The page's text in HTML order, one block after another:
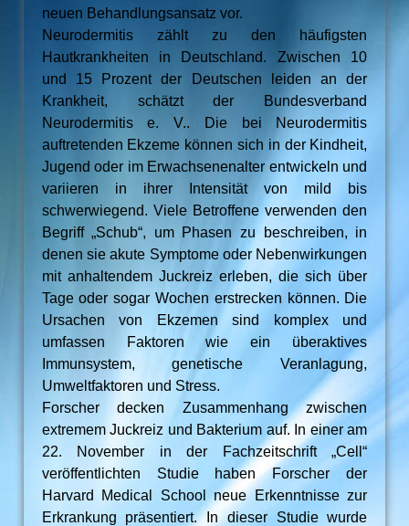
neuen Behandlungsansatz vor.
Neurodermitis zählt zu den häufigsten
Hautkrankheiten in Deutschland. Zwischen 10
und 15 Prozent der Deutschen leiden an der
Krankheit, schätzt der Bundesverband
Neurodermitis e. V.. Die bei Neurodermitis
auftretenden Ekzeme können sich in der Kindheit,
Jugend oder im Erwachsenenalter entwickeln und
variieren in ihrer Intensität von mild bis
schwerwiegend. Viele Betroffene verwenden den
Begriff „Schub“, um Phasen zu beschreiben, in
denen sie akute Symptome oder Nebenwirkungen
mit anhaltendem Juckreiz erleben, die sich über
Tage oder sogar Wochen erstrecken können. Die
Ursachen von Ekzemen sind komplex und
umfassen Faktoren wie ein überaktives
Immunsystem, genetische Veranlagung,
Umweltfaktoren und Stress.
Forscher decken Zusammenhang zwischen
extremem Juckreiz und Bakterium auf. In einer am
22. November in der Fachzeitschrift „Cell“
veröffentlichten Studie haben Forscher der
Harvard Medical School neue Erkenntnisse zur
Erkrankung präsentiert. In dieser Studie wurde